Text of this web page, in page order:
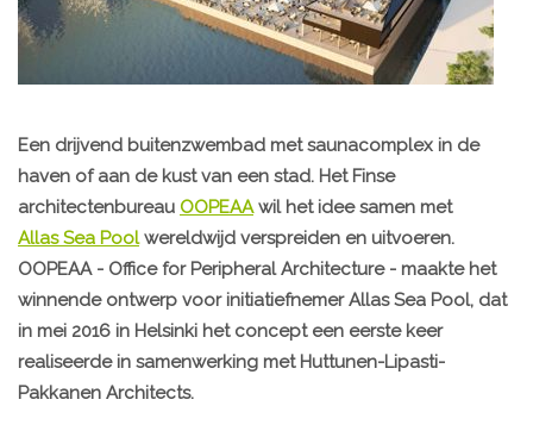
Een drijvend buitenzwembad met saunacomplex in de
haven of aan de kust van een stad. Het Finse
architectenbureau OOPEAAwil het idee samen met
Allas Sea Poolwereldwijd verspreiden en uitvoeren.
OOPEAA - Office for Peripheral Architecture - maakte het
winnende ontwerp voor initiatiefnemer Allas Sea Pool, dat
in mei 2016 in Helsinki het concept een eerste keer
realiseerde in samenwerking met Huttunen-Lipasti-
Pakkanen Architects.